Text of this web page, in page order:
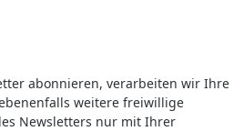
abonnieren, verarbeiten wir Ihre
weitere freiwillige
Newsletters nur mit Ihrer